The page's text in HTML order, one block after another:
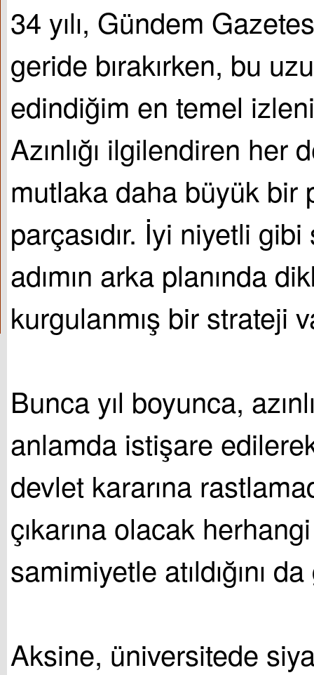
34 yılı, Gündem
geride bırakırken, bu
edindiğim en temel
Azınlığı ilgilendiren her
mutlaka daha büyük bir
parçasıdır. İyi niyetli
adımın arka planında
kurgulanmış bir strateji
Bunca yıl boyunca,
anlamda istişare
devlet kararına
çıkarına olacak
samimiyetle atıldığını
Aksine, üniversitede